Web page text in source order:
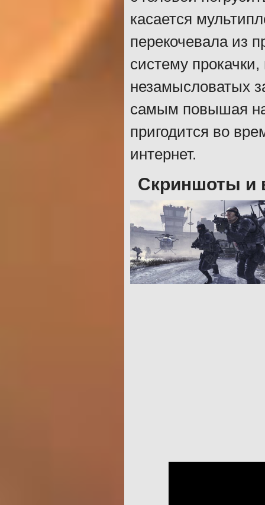
касается
перекочевала из
систему
незамысловатых
самым повышая
пригодится во
интернет.
Скриншоты и